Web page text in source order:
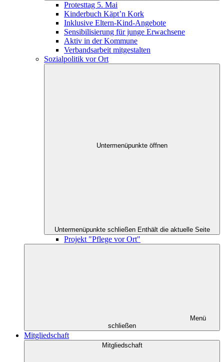
Protesttag 5. Mai
Kinderbuch Käpt’n Kork
Inklusive Eltern-Kind-Angebote
Sensibilisierung für junge Erwachsene
Aktiv in der Kommune
Verbandsarbeit mitgestalten
Sozialpolitik vor Ort
Untermenüpunkte öffnen
Untermenüpunkte schließen Enthält die aktuelle Seite
Projekt "Pflege vor Ort"
Menü
schließen
Mitgliedschaft
Mitgliedschaft